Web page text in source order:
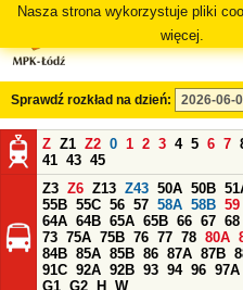
Nasza strona wykorzystuje pliki
więcej.
Sprawdź rozkład na dzień:
Z Z1 Z2 0 1 2 3 4 5 6 7
41 43 45
Z3 Z6 Z13 Z43 50A 50B
55B 55C 56 57 58A 58B 59
64A 64B 65A 65B 66 67 68
73 75A 75B 76 77 78 80A
84B 85A 85B 86 87A 87B
91C 92A 92B 93 94 96 97A
G1 G2 H
W